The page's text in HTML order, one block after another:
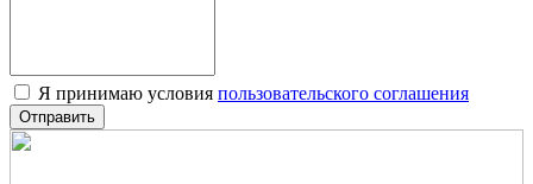
Я принимаю условия пользовательского соглашения
Отправить